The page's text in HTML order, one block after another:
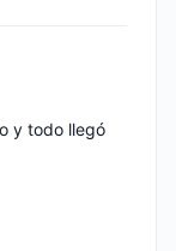
y todo llegó